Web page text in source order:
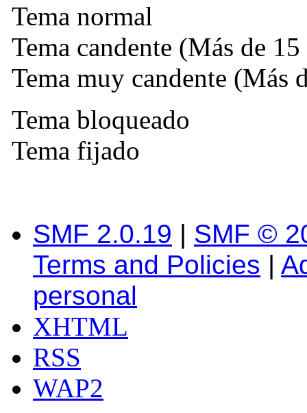
Tema normal
Tema candente (Más de 15
Tema muy candente (Más
Tema bloqueado
Tema fijado
SMF 2.0.19 | SMF ©
Terms and Policies |
personal
XHTML
RSS
WAP2